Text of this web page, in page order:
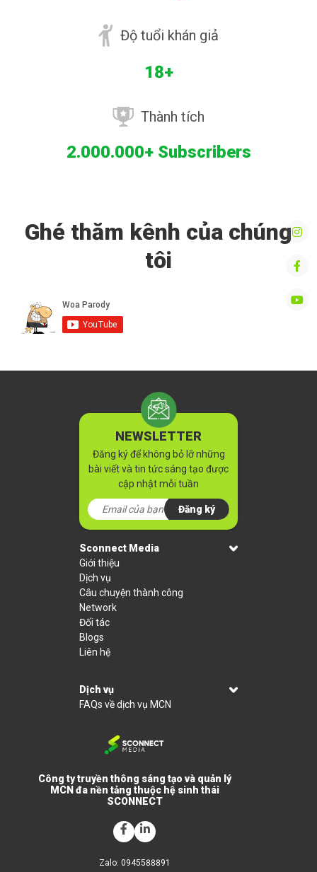
Độ tuổi khán giả
18+
Thành tích
2.000.000+ Subscribers
Ghé thăm kênh của chúng
tôi
Công ty truyền thông sáng tạo và quản lý
MCN đa nền tảng thuộc hệ sinh thái
SCONNECT
Zalo: 0945588891
NEWSLETTER
Đăng ký để không bỏ lỡ những
bài viết và tin tức sáng tạo được
cập nhật mỗi tuần
Đăng ký
Sconnect Media
Giới thiệu
Dịch vụ
Câu chuyện thành công
Network
Đối tác
Blogs
Liên hệ
Dịch vụ
FAQs về dịch vụ MCN